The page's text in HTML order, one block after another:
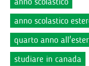
anno scolastico
quarto anno
studiare in canada